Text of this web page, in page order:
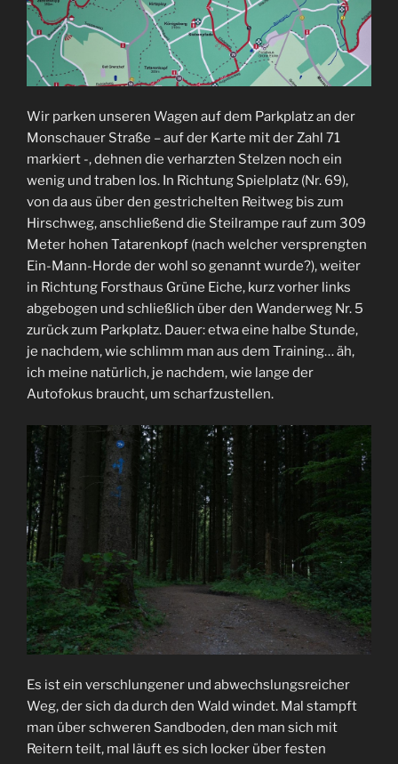
Wir parken unseren Wagen auf dem Parkplatz an der
Monschauer Straße – auf der Karte mit der Zahl 71
markiert -, dehnen die verharzten Stelzen noch ein
wenig und traben los. In Richtung Spielplatz (Nr. 69),
von da aus über den gestrichelten Reitweg bis zum
Hirschweg, anschließend die Steilrampe rauf zum 309
Meter hohen Tatarenkopf (nach welcher versprengten
Ein-Mann-Horde der wohl so genannt wurde?), weiter
in Richtung Forsthaus Grüne Eiche, kurz vorher links
abgebogen und schließlich über den Wanderweg Nr. 5
zurück zum Parkplatz. Dauer: etwa eine halbe Stunde,
je nachdem, wie schlimm man aus dem Training… äh,
ich meine natürlich, je nachdem, wie lange der
Autofokus braucht, um scharfzustellen.
Es ist ein verschlungener und abwechslungsreicher
Weg, der sich da durch den Wald windet. Mal stampft
man über schweren Sandboden, den man sich mit
Reitern teilt, mal läuft es sich locker über festen